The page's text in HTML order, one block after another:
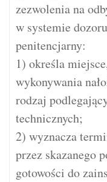
zezwolenia na
w systemie
penitencjarny:
1) określa
wykonywania
rodzaj
technicznych;
2) wyznacza
przez skazanego
gotowości do